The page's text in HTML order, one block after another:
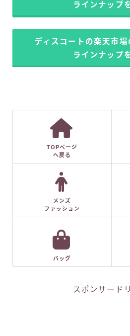
ラインナップ
ディスコートの楽天市
ラインナップ
TOPページ
へ戻る
メンズ
ファッション
バッグ
スポンサード